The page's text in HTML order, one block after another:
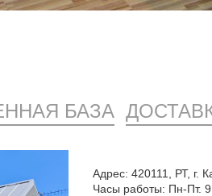
БАЗА
Адрес: 420111, РТ, г.
Часы работы: Пн-Пт.